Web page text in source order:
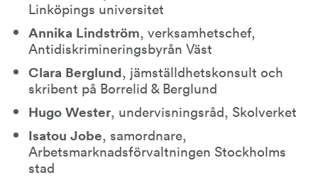
Linköpings universitet
Annika Lindström, verksamhetschef,
Antidiskrimineringsbyrån Väst
Clara Berglund, jämställdhetskonsult och
skribent på Borrelid & Berglund
Hugo Wester, undervisningsråd, Skolverket
Isatou Jobe, samordnare,
Arbetsmarknadsförvaltningen Stockholms
stad